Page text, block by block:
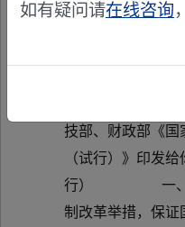
关于印
国科金发
规范国家自然科
技部、财政部《国
（试行）》印发
行） 一、总体
制改革举措，保证
如有疑问请在线咨询